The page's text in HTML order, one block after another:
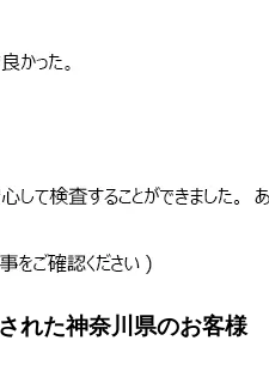
れた神奈川県のお客様